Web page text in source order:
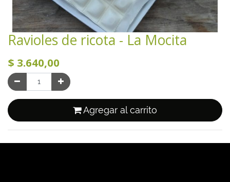
Ravioles de ricota - La Mocita
$ 3.640,00
Agregar al carrito